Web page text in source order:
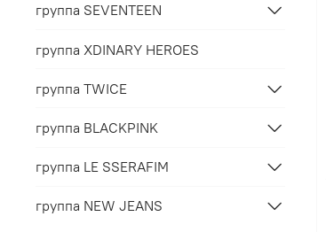
группа SEVENTEEN
группа XDINARY HEROES
группа TWICE
группа BLACKPINK
группа LE SSERAFIM
группа NEW JEANS